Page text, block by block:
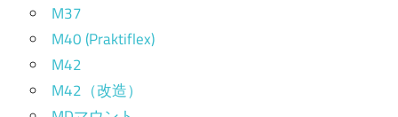
M37
M40 (Praktiflex)
M42
M42（改造）